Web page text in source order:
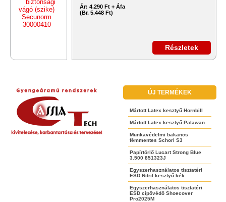
Ár: 4.290 Ft + Áfa
(Br. 5.448 Ft)
Részletek
ÚJ TERMÉKEK
Mártott Latex kesztyű Hornbill
Mártott Latex kesztyű Palawan
Munkavédelmi bakancs
fémmentes Schorl S3
Papírtörlő Lucart Strong Blue
3.500 851323J
Egyszerhasználatos tisztatéri
ESD Nitril kesztyű kék
Egyszerhasználatos tisztatéri
ESD cipővédő Shoecover
Pro2025M